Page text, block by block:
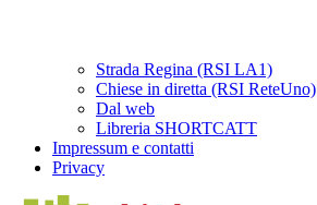
Strada Regina (RSI LA1)
Chiese in diretta (RSI ReteUno)
Dal web
Libreria SHORTCATT
Impressum e contatti
Privacy